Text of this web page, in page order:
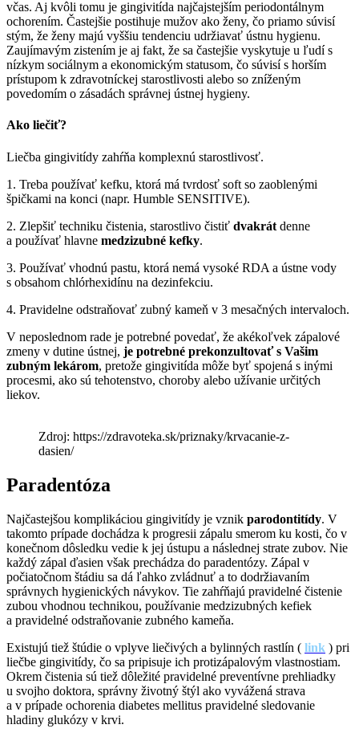
včas. Aj kvôli tomu je gingivitída najčajstejším periodontálnym
ochorením. Častejšie postihuje mužov ako ženy, čo priamo súvisí
stým, že ženy majú vyššiu tendenciu udržiavať ústnu hygienu.
Zaujímavým zistením je aj fakt, že sa častejšie vyskytuje u ľudí s
nízkym sociálnym a ekonomickým statusom, čo súvisí s horším
prístupom k zdravotníckej starostlivosti alebo so zníženým
povedomím o zásadách správnej ústnej hygieny.
Ako liečiť?
Liečba gingivitídy zahŕňa komplexnú starostlivosť.
1. Treba používať kefku, ktorá má tvrdosť soft so zaoblenými
špičkami na konci (napr. Humble SENSITIVE).
2. Zlepšiť techniku čistenia, starostlivo čistiť dvakrát denne
a používať hlavne medzizubné kefky.
3. Používať vhodnú pastu, ktorá nemá vysoké RDA a ústne vody
s obsahom chlórhexidínu na dezinfekciu.
4. Pravidelne odstraňovať zubný kameň v 3 mesačných intervaloch.
V neposlednom rade je potrebné povedať, že akékoľvek zápalové
zmeny v dutine ústnej, je potrebné prekonzultovať s Vašim
zubným lekárom, pretože gingivitída môže byť spojená s inými
procesmi, ako sú tehotenstvo, choroby alebo užívanie určitých
liekov.
Zdroj: https://zdravoteka.sk/priznaky/krvacanie-z-
dasien/
Paradentóza
Najčastejšou komplikáciou gingivitídy je vznik parodontitídy. V
takomto prípade dochádza k progresii zápalu smerom ku kosti, čo v
konečnom dôsledku vedie k jej ústupu a následnej strate zubov. Nie
každý zápal ďasien však prechádza do paradentózy. Zápal v
počiatočnom štádiu sa dá ľahko zvládnuť a to dodržiavaním
správnych hygienických návykov. Tie zahŕňajú pravidelné čistenie
zubou vhodnou technikou, používanie medzizubných kefiek
a pravidelné odstraňovanie zubného kameňa.
Existujú tiež štúdie o vplyve liečivých a bylinných rastlín ( link ) pri
liečbe gingivitídy, čo sa pripisuje ich protizápalovým vlastnostiam.
Okrem čistenia sú tiež dôležité pravidelné preventívne prehliadky
u svojho doktora, správny životný štýl ako vyvážená strava
a v prípade ochorenia diabetes mellitus pravidelné sledovanie
hladiny glukózy v krvi.